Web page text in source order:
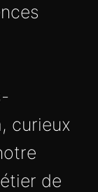
curieux
de